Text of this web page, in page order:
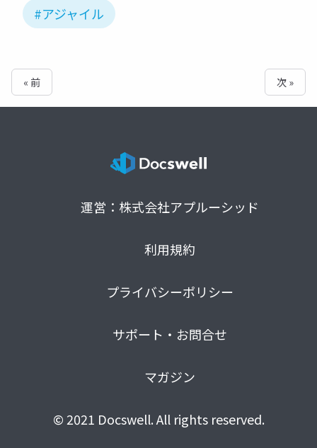
#アジャイル
« 前 次 »
運営：株式会社アプルーシッド
利用規約
プライバシーポリシー
サポート・お問合せ
マガジン
© 2021 Docswell. All rights reserved.